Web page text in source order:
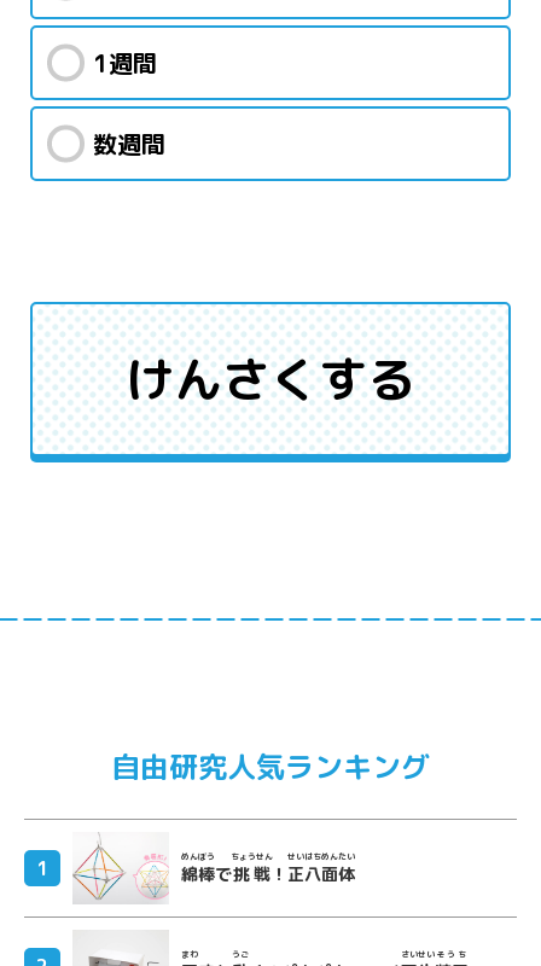
1週間
数週間
自由研究人気ランキング
綿棒
めんぼう
で挑戦
ちょうせん
！ 正八面体
せいはちめんたい
まわ うご さいせい そうち